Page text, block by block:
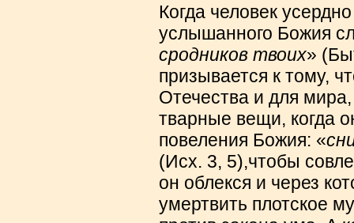
Когда человек
услышанного Божия
сродников твоих»
призывается к тому,
Отечества и для
тварные вещи, когда
повеления Божия: «
(Исх. 3, 5),чтобы
он облекся и через
умертвить плотское